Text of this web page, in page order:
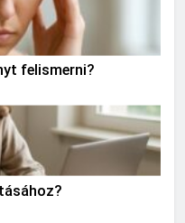
felismerni?